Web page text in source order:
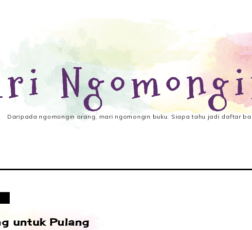
Daripada ngomongin orang, mari ngomongin buku. Siapa tahu jadi daftar
untuk Pulang